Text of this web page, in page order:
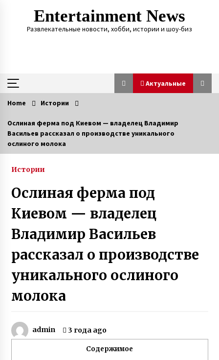
Entertainment News
Развлекательные новости, хобби, истории и шоу-биз
Актуальные
Актуальные
Марина и Дмитрий Самилыки из Сум
неблагополучной семьи
киевлянка рассказала о работе фальшивой
невестой и своих заработках
7 лет ago
Супермодель Маша Тельная рассказала о
модном бизнесе, гонорарах и личной жизни
6 лет ago
Слепая женщина из Винницы создала рок-
десатник Евгений Исаев на протезе овладел
катанием Sup-доске
6 лет ago
Home Истории
Ослиная ферма под Киевом — владелец Владимир
Васильев рассказал о производстве уникального
ослиного молока
Истории
Ослиная ферма под
Киевом — владелец
Владимир Васильев
рассказал о производстве
уникального ослиного
молока
admin 3 года ago
Содержимое